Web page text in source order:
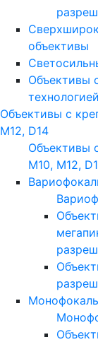
объективы
Объективы
Объективы с
M12, D14
Объективы
M10, M12,